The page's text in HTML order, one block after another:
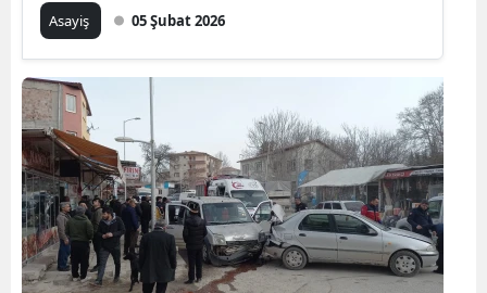
Asayiş 05 Şubat 2026